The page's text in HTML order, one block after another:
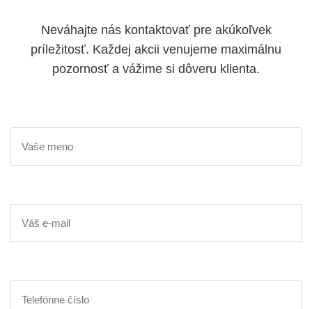
Neváhajte nás kontaktovať pre akúkoľvek
príležitosť. Každej akcii venujeme maximálnu
pozornosť a vážime si dôveru klienta.